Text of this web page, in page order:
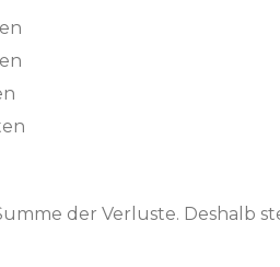
der Verluste.